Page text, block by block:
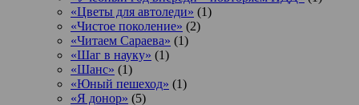
«Цветы для автоледи» (1)
«Чистое поколение» (2)
«Читаем Сараева» (1)
«Шаг в науку» (1)
«Шанс» (1)
«Юный пешеход» (1)
«Я донор» (5)